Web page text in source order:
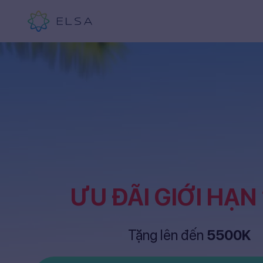
ƯU ĐÃI GIỚI
Tặng lên đến 5500K